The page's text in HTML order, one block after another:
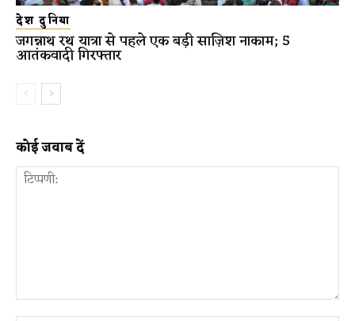
देश दुनिया
जगन्नाथ रथ यात्रा से पहले एक बड़ी साज़िश नाकाम; 5
आतंकवादी गिरफ्तार
कोई जवाब दें